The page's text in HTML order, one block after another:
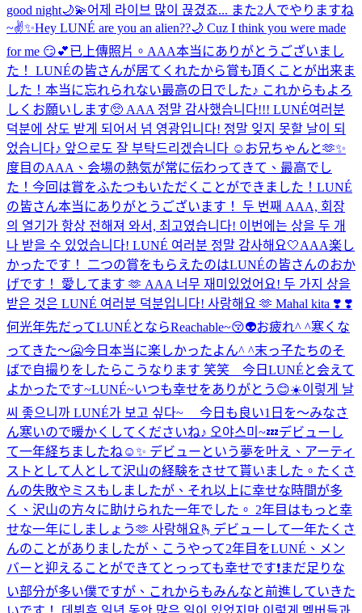
good night🌙💫어제 라이브 많이 끊겼죠... また2人でやりますね
~✌️✨Hey LUNÉ are you an alien??🌙 Cuz I think you were made
for me 😏💕已上傳照片。 AAA本当にありがとうございまし
た！ LUNÉの皆さんが居てくれたから賞も頂くことが出来ま
した！本当に忘れられない最高の日でした♪ これからもよろ
しくお願いします🥺 AAA 정말 감사했습니다!!! LUNÉ여러분
덕분에 상도 받게 되어서 넘 영광입니다! 정말 잊지 못할 날이 되
었습니다♪ 앞으로도 잘 부탁드리겠습니다 ☺️ お兄ちゃんと🫶✨
度目のAAA、会場の熱気が常に伝わってきて、最高でし
た！今回は賞をふたつもいただくことができました！LUNÉ
の皆さん本当にありがとうございます！ 두 번째 AAA, 회장
의 열기가 항상 전해져 와서, 최고였습니다! 이번에는 상을 두 개
나 받을 수 있었습니다! LUNÉ 여러분 정말 감사해요🤍AAA楽し
かったです！ 二つの賞をもらえたのはLUNÉの皆さんのおか
げです！ 愛してます 🫶 AAA 너무 재미있었어요! 두 가지 상을
받은 것은 LUNÉ 여러분 덕분입니다! 사랑해요 🫶 Mahal kita ❣️ ❣️
何光年先だってLUNÉとならReachable~😚👽お疲れ^ ^寒くな
ってきた〜🥶今日本当に楽しかったよん^ ^末っ子たちのそ
ばで自撮りをしたらこうなります 笑笑 今日LUNÉと会えて
よかったです~LUNÉ~いつも幸せをありがとう😊☀️이렇게 날
씨 좋으니까 LUNÉ가 보고 싶다~ 今日も良い1日を〜みなさ
ん寒いので暖かくしてくださいね♪ 오야스미~💤デビューし
て一年経ちましたね☺️✨ デビューという夢を叶え、アーティ
ストとして人として沢山の経験をさせて貰いました。たくさ
んの失敗やミスもしましたが、それ以上に幸せな時間が多
く、沢山の方々に助けられた一年でした。 2年目はもっと幸
せな一年にしましょう🫶 사랑해요🫰 デビューして一年たくさ
んのことがありましたが、こうやって2年目をLUNÉ、メン
バーと迎えることができてとっっても幸せです❗まだ足りな
い部分が多い僕ですが、これからもみんなと前進していきた